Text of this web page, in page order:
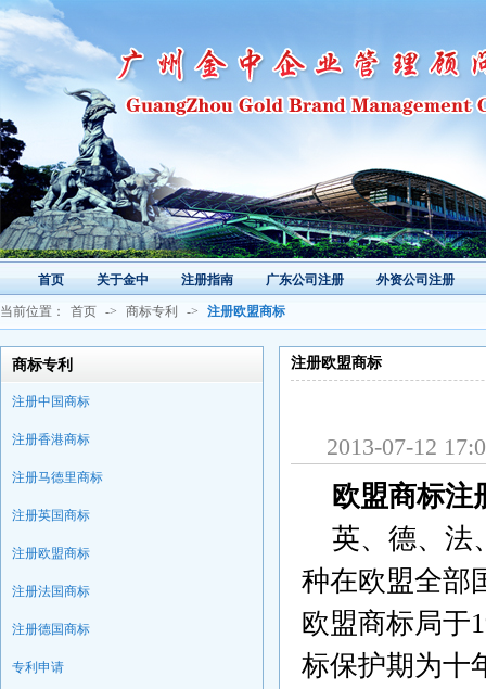
首页 关于金中 注册指南 广东公司注册 外资公司注册
当前位置： 首页 -> 商标专利 -> 注册欧盟商标
商标专利
注册中国商标
注册香港商标
注册马德里商标
注册英国商标
注册欧盟商标
注册法国商标
注册德国商标
专利申请
注册欧盟商标
2013-07-12
欧盟商标注
英、德、法
种在欧盟全部
欧盟商标局于
标保护期为十